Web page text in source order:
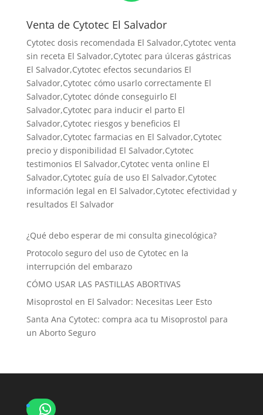
Venta de Cytotec El Salvador
Cytotec dosis recomendada El Salvador,Cytotec venta
sin receta El Salvador,Cytotec para úlceras gástricas
El Salvador,Cytotec efectos secundarios El
Salvador,Cytotec cómo usarlo correctamente El
Salvador,Cytotec dónde conseguirlo El
Salvador,Cytotec para inducir el parto El
Salvador,Cytotec riesgos y beneficios El
Salvador,Cytotec farmacias en El Salvador,Cytotec
precio y disponibilidad El Salvador,Cytotec
testimonios El Salvador,Cytotec venta online El
Salvador,Cytotec guía de uso El Salvador,Cytotec
información legal en El Salvador,Cytotec efectividad y
resultados El Salvador
¿Qué debo esperar de mi consulta ginecológica?
Protocolo seguro del uso de Cytotec en la
interrupción del embarazo
CÓMO USAR LAS PASTILLAS ABORTIVAS
Misoprostol en El Salvador: Necesitas Leer Esto
Santa Ana Cytotec: compra aca tu Misoprostol para
un Aborto Seguro
WhatsApp